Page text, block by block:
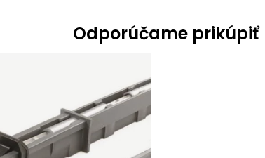
Odporúčame prikúpiť